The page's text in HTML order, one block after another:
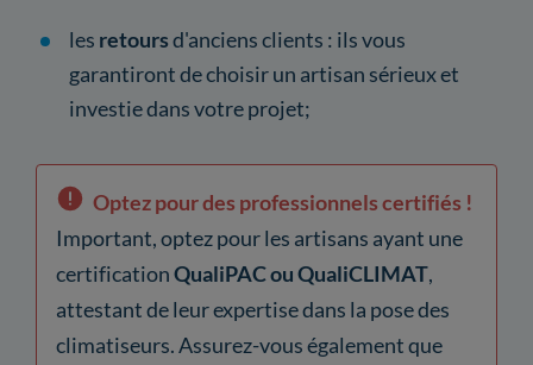
les retoursd'anciens clients : ils vous
garantiront de choisir un artisan sérieux et
investie dans votre projet;
Optez pour des professionnels certifiés !
Important, optez pour les artisans ayant une
certificationQualiPAC ou QualiCLIMAT,
attestant de leur expertise dans la pose des
climatiseurs. Assurez-vous également que